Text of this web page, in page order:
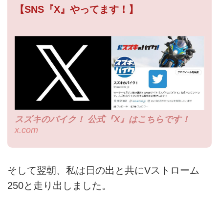
【SNS『X』やってます！】
スズキのバイク！ 公式『X』はこちらです！
x.com
そして翌朝、私は日の出と共にVストローム
250と走り出しました。